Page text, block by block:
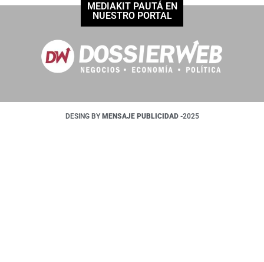
MEDIAKIT PAUTÁ EN
NUESTRO PORTAL
DESING BY MENSAJE PUBLICIDAD -2025